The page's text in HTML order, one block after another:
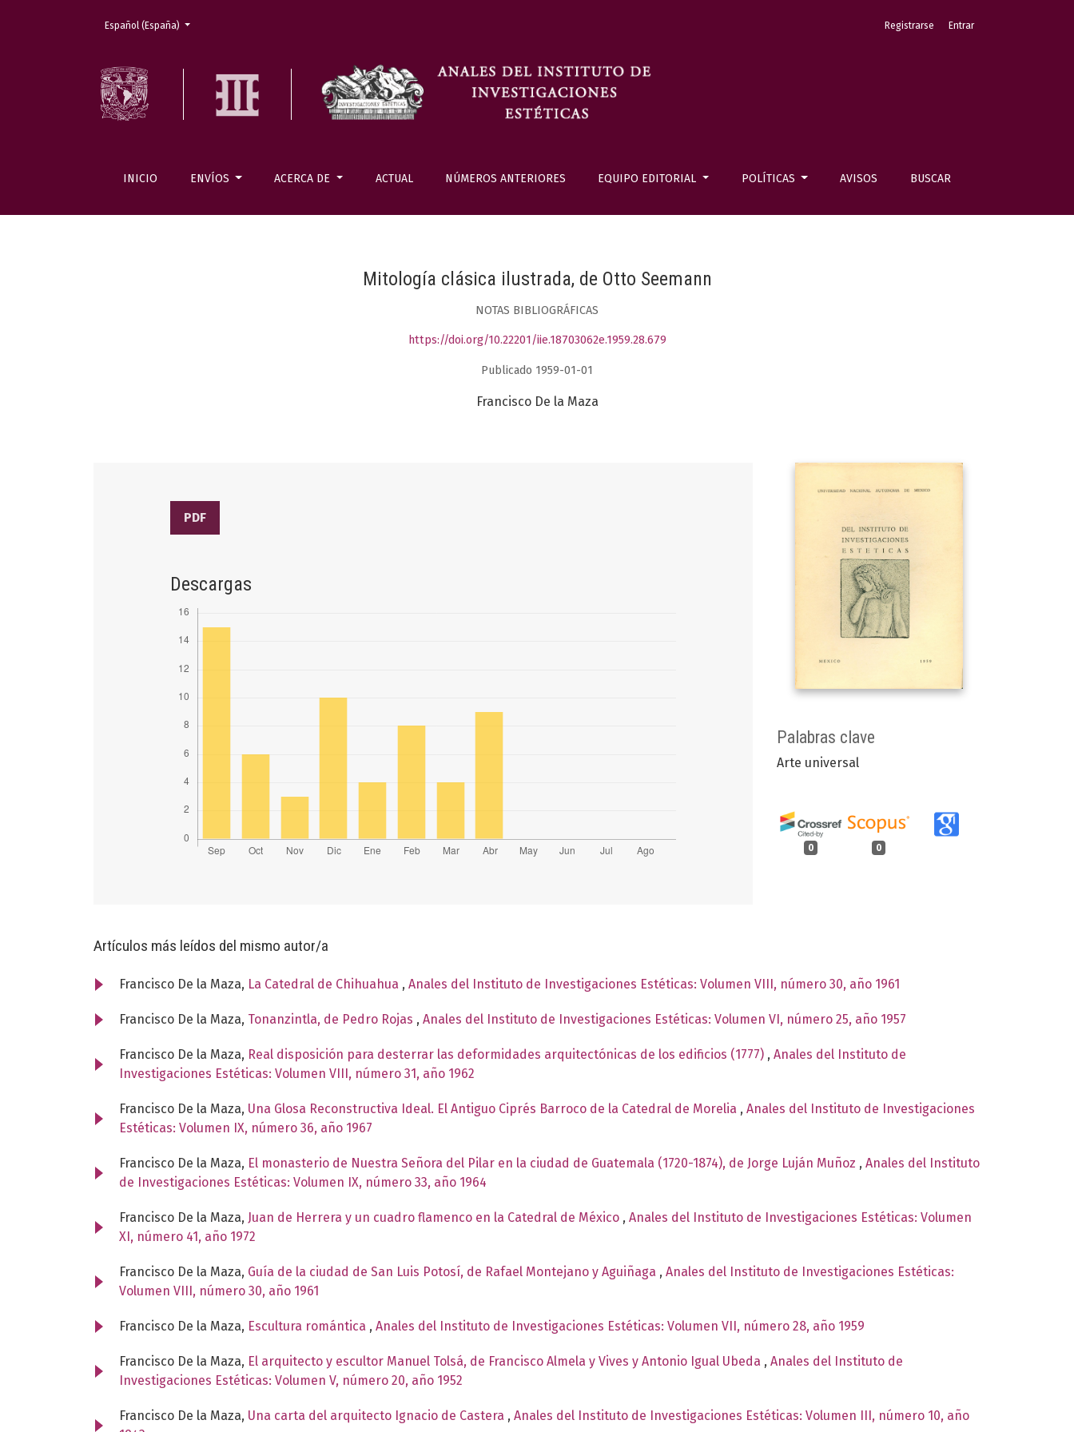
INICIO ENVÍOS ACERCA DE ACTUAL NÚMEROS ANTERIORES EQUIPO EDITORIAL POLÍTICAS AVISOS BUSCAR
Registrarse Entrar
Cambiar el idioma. El actual es:
Español (España)
Mitología clásica ilustrada, de Otto Seemann
NOTAS BIBLIOGRÁFICAS
https://doi.org/10.22201/iie.18703062e.1959.28.679
Publicado 1959-01-01
Francisco De la Maza
Palabras clave
Arte universal
0 0
PDF
Descargas
Artículos más leídos del mismo autor/a
Francisco De la Maza, La Catedral de Chihuahua , Anales del Instituto de Investigaciones Estéticas: Volumen VIII, número 30, año 1961
Francisco De la Maza, Tonanzintla, de Pedro Rojas , Anales del Instituto de Investigaciones Estéticas: Volumen VI, número 25, año 1957
Francisco De la Maza, Real disposición para desterrar las deformidades arquitectónicas de los edificios (1777) , Anales del Instituto de
Investigaciones Estéticas: Volumen VIII, número 31, año 1962
Francisco De la Maza, Una Glosa Reconstructiva Ideal. El Antiguo Ciprés Barroco de la Catedral de Morelia , Anales del Instituto de Investigaciones
Estéticas: Volumen IX, número 36, año 1967
Francisco De la Maza, El monasterio de Nuestra Señora del Pilar en la ciudad de Guatemala (1720-1874), de Jorge Luján Muñoz , Anales del Instituto
de Investigaciones Estéticas: Volumen IX, número 33, año 1964
Francisco De la Maza, Juan de Herrera y un cuadro flamenco en la Catedral de México , Anales del Instituto de Investigaciones Estéticas: Volumen
XI, número 41, año 1972
Francisco De la Maza, Guía de la ciudad de San Luis Potosí, de Rafael Montejano y Aguiñaga , Anales del Instituto de Investigaciones Estéticas:
Volumen VIII, número 30, año 1961
Francisco De la Maza, Escultura romántica , Anales del Instituto de Investigaciones Estéticas: Volumen VII, número 28, año 1959
Francisco De la Maza, El arquitecto y escultor Manuel Tolsá, de Francisco Almela y Vives y Antonio Igual Ubeda , Anales del Instituto de
Investigaciones Estéticas: Volumen V, número 20, año 1952
Francisco De la Maza, Una carta del arquitecto Ignacio de Castera , Anales del Instituto de Investigaciones Estéticas: Volumen III, número 10, año